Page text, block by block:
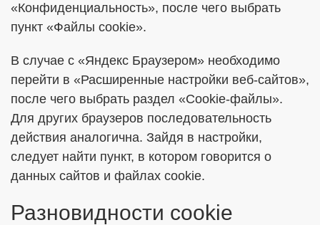
«Конфиденциальность», после чего выбрать
пункт «Файлы cookie».
В случае с «Яндекс Браузером» необходимо
перейти в «Расширенные настройки веб-сайтов»,
после чего выбрать раздел «Cookie-файлы».
Для других браузеров последовательность
действия аналогична. Зайдя в настройки,
следует найти пункт, в котором говорится о
данных сайтов и файлах cookie.
Разновидности cookie